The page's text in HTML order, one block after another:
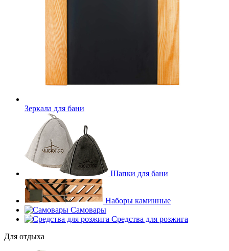
Зеркала для бани
Шапки для бани
Наборы каминные
Самовары
Средства для розжига
Для отдыха